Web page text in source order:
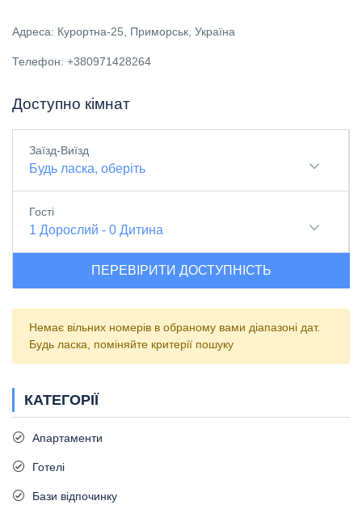
Адреса: Курортна-25, Приморськ, Україна
Телефон: +380971428264
Доступно кімнат
Заїзд-Виїзд
Будь ласка, оберіть
Гості
1 Дорослий - 0 Дитина
ПЕРЕВІРИТИ ДОСТУПНІСТЬ
Немає вільних номерів в обраному вами діапазоні дат.
Будь ласка, поміняйте критерії пошуку
КАТЕГОРІЇ
Апартаменти
Готелі
Бази відпочинку